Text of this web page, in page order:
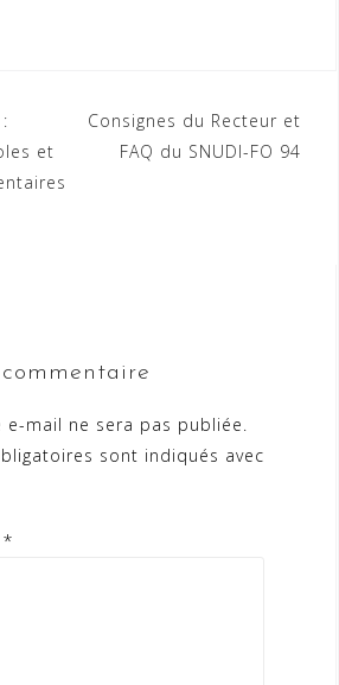
et
Consignes du Recteur et
FAQ du SNUDI-FO 94
mail ne sera pas publiée.
sont indiqués avec
*